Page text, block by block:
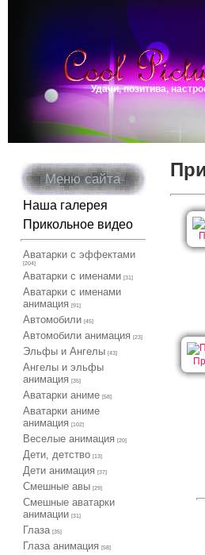
Удачи, позитива,
Меню сайта
Наша галерея
Прикольное видео
Аватарки с эффектами
[204]
Аватарки с именами [31]
Аватарки с именами
анимация
[91]
Автомобили [45]
Автомобили анимация [23]
Эльфы и Ангелы [43]
Ангелы и эльфы
анимация
[35]
Аватарки аниме [58]
Аватарки аниме
анимация
[102]
Веселые анимация [20]
Дети, детство [13]
Дети анимация [37]
Cмешные авы [29]
Cмешные аватарки
анимации
[31]
Глаза [35]
Глаза анимация [58]